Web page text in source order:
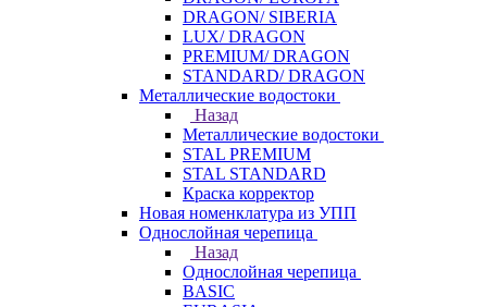
DRAGON/ SIBERIA
LUX/ DRAGON
PREMIUM/ DRAGON
STANDARD/ DRAGON
Металлические водостоки
Назад
Металлические водостоки
STAL PREMIUM
STAL STANDARD
Краска корректор
Новая номенклатура из УПП
Однослойная черепица
Назад
Однослойная черепица
BASIC